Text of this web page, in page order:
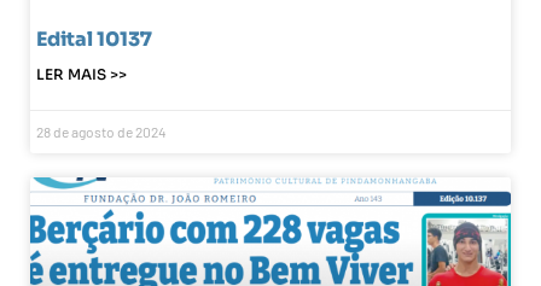
Edital 10137
LER MAIS >>
28 de agosto de 2024